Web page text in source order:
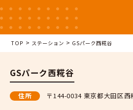
TOP > ステーション > GSパーク西糀谷
GSパーク西糀谷
住所 〒144-0034 東京都大田区西